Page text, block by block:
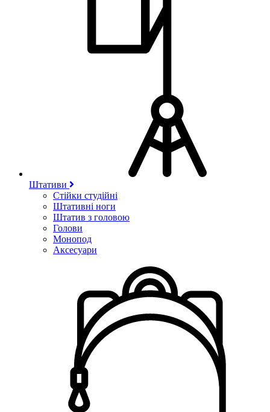
Штативи
Стійки студійні
Штативні ноги
Штатив з головою
Голови
Монопод
Аксесуари